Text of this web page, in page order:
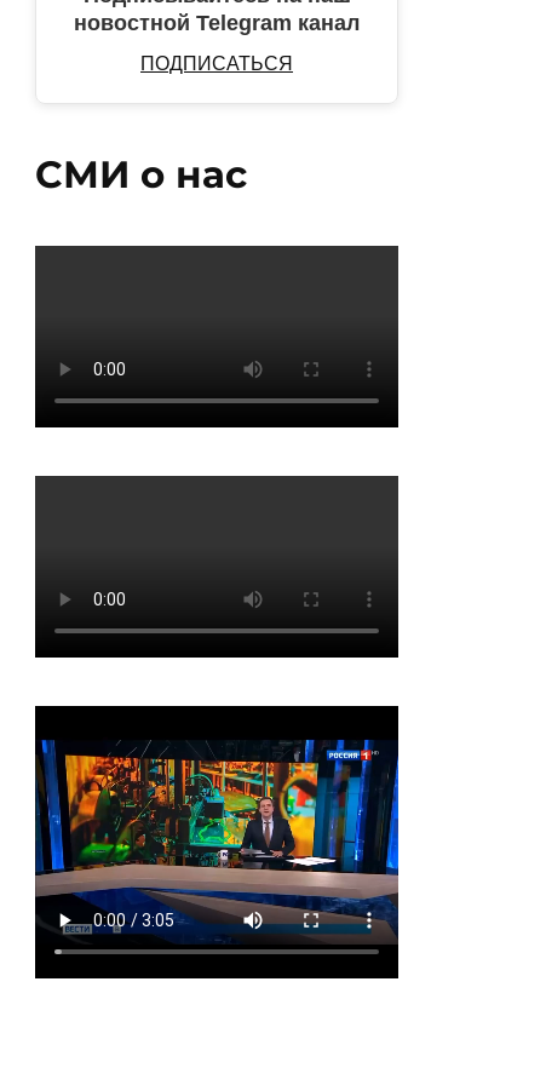
новостной Telegram канал
ПОДПИСАТЬСЯ
СМИ о нас